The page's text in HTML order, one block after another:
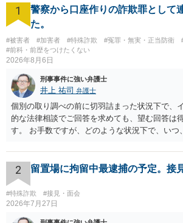
1
警察から口座作りの詐欺罪として
た。
#被害者 #加害者 #特殊詐欺 #冤罪・無実・正当防衛
#前科・前歴をつけたくない
2026年8月6日
刑事事件に強い弁護士
井上 祐司 弁護士
個別の取り調べの前に切羽詰まった状況下で、
的な法律相談でご回答を求めても、望む回答は
す。 お手数ですが、どのような状況下で、いつ
の程度だと聞いているのかということについて
相談を受けられたうえで対処方法を探された方
一般論でいえば、任意取り調べの場合、ＩＣレ
り調べ内容を録音することは必須だと考えます。
2 留置場に拘留中最逮捕の予定。接
#特殊詐欺 #接見・面会
2026年7月27日